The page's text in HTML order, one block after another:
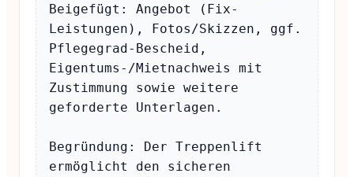
Beigefügt: Angebot (Fix-
Leistungen), Fotos/Skizzen, ggf.
Pflegegrad-Bescheid,
Eigentums-/Mietnachweis mit
Zustimmung sowie weitere
geforderte Unterlagen.
Begründung: Der Treppenlift
ermöglicht den sicheren